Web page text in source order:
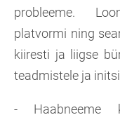
probleeme.
platvormi ning
kiiresti ja liigse
teadmistele ja
- Haabneeme